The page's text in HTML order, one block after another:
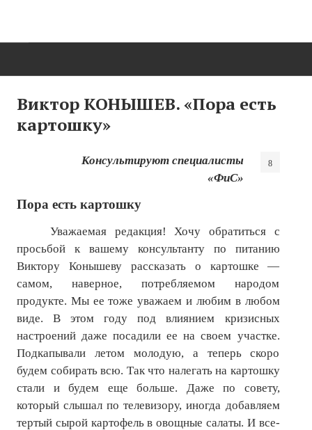
Нас поздравляют...
Там, где мы бывали...
О журнале
Памяти Игоря Сосновского
Презентация новых книг
Редакционный совет
Нам пишут
Политика обработки персональных данных
Согласие на обработку персональных данных
АРХИВ
Виктор КОНЫШЕВ. «Пора есть
картошку»
Консультируют специалисты
«ФиС»
Пора есть картошку
Уважаемая редакция! Хочу обратиться с
просьбой к вашему консультанту по питанию
Виктору Конышеву рассказать о картошке —
самом, наверное, потребляемом народом
продукте. Мы ее тоже уважаем и любим в любом
виде. В этом году под влиянием кризисных
настроений даже посадили ее на своем участке.
Подкапывали летом молодую, а теперь скоро
будем собирать всю. Так что налегать на картошку
стали и будем еще больше. Даже по совету,
который слышал по телевизору, иногда добавляем
тертый сырой картофель в овощные салаты. И все-